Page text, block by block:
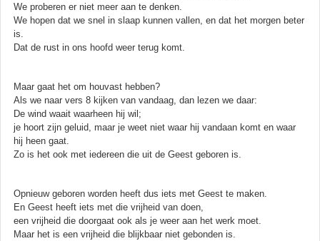
We proberen er niet meer aan te denken.
We hopen dat we snel in slaap kunnen vallen, en dat het morgen beter
is.
Dat de rust in ons hoofd weer terug komt.
Maar gaat het om houvast hebben?
Als we naar vers 8 kijken van vandaag, dan lezen we daar:
De wind waait waarheen hij wil;
je hoort zijn geluid, maar je weet niet waar hij vandaan komt en waar
hij heen gaat.
Zo is het ook met iedereen die uit de Geest geboren is.
Opnieuw geboren worden heeft dus iets met Geest te maken.
En Geest heeft iets met die vrijheid van doen,
een vrijheid die doorgaat ook als je weer aan het werk moet.
Maar het is een vrijheid die blijkbaar niet gebonden is.